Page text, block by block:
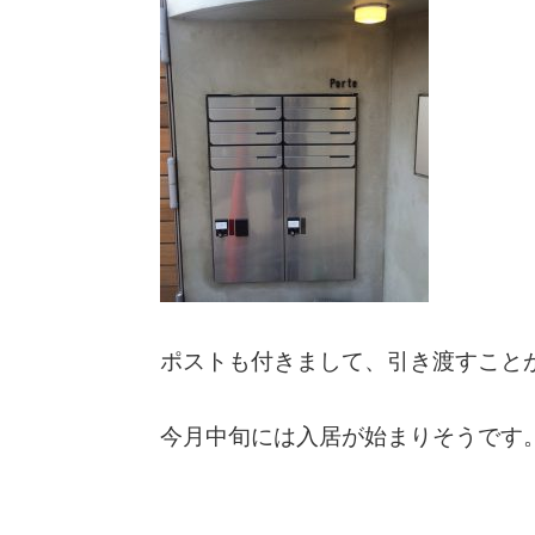
ポストも付きまして、引き渡すこと
今月中旬には入居が始まりそうです。